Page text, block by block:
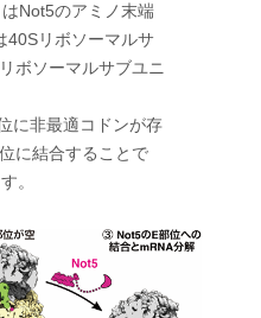
Not5のアミノ末端
40Sリボソーマルサ
ボソーマルサブユニ
に非最適コドンが存
に結合することで
。